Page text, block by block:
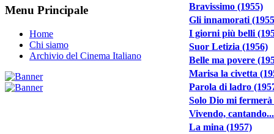
Menu Principale
Home
Chi siamo
Archivio del Cinema Italiano
Bravissimo (1955)
Gli innamorati
I giorni più belli
Suor Letizia (1956)
Belle ma povere
Marisa la civetta
Parola di ladro
Solo Dio mi fermerà
Vivendo,
La mina (1957)